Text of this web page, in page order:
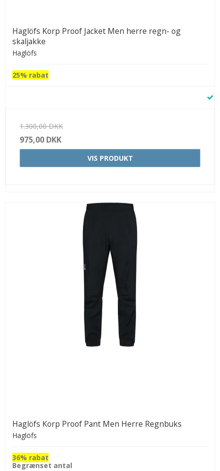
Haglöfs Korp Proof Jacket Men herre regn- og
skaljakke
Haglöfs
25% rabat
1.300,00 DKK
975,00 DKK
VIS PRODUKT
Haglöfs Korp Proof Pant Men Herre Regnbuks
Haglöfs
36% rabat
Begrænset antal